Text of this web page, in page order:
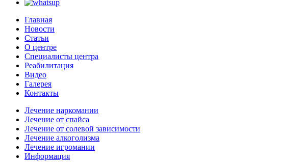
Главная
Новости
Статьи
О центре
Специалисты центра
Реабилитация
Видео
Галерея
Контакты
Лечение наркомании
Лечение от спайса
Лечение от солевой зависимости
Лечение алкоголизма
Лечение игромании
Информация